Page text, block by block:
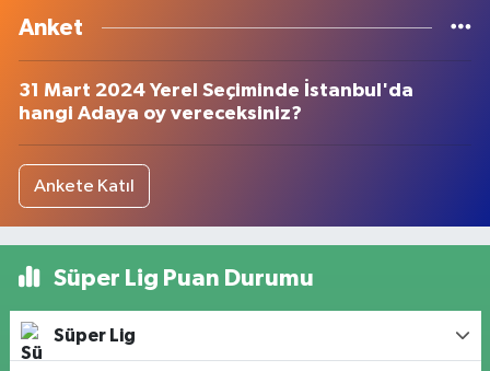
Anket
31 Mart 2024 Yerel Seçiminde İstanbul'da
hangi Adaya oy vereceksiniz?
Ankete Katıl
Süper Lig Puan Durumu
Süper Lig